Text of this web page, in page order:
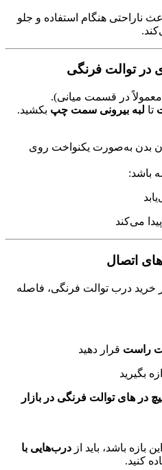
ناراحتی هنگام استفاده و جلو
در قسمت میانی).
تا لبه بیرونی سمت چپ بکشید.
به‌صورت یکنواخت روی
باشد:
می‌کند
خرید درب توالت فرنگی، فاصله
راست قرار دهید
بگیرید
در های توالت فرنگی در بازار
بازه باشد، باید از درب‌هایی با
کنید.